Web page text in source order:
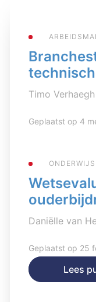
Timo
Geplaatst op 4
Lees
ONDERWIJS
Daniëlle van
Geplaatst op 25
Lees